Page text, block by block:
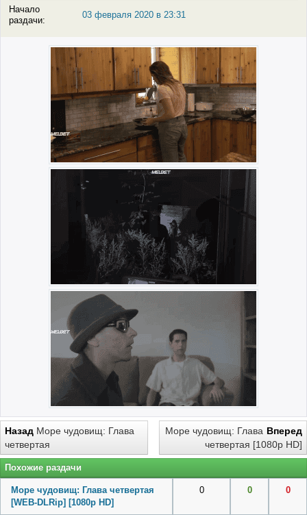
Начало
раздачи:
03 февраля 2020 в 23:31
Назад Море чудовищ: Глава
четвертая
Вперед
Море чудовищ: Глава
четвертая [1080p HD]
Похожие раздачи
Море чудовищ: Глава четвертая
[WEB-DLRip] [1080p HD]
0 0 0